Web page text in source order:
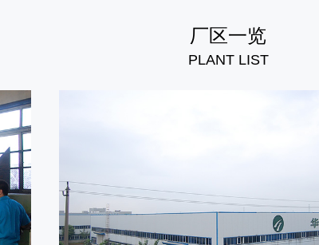
厂区一览
PLANT LIST